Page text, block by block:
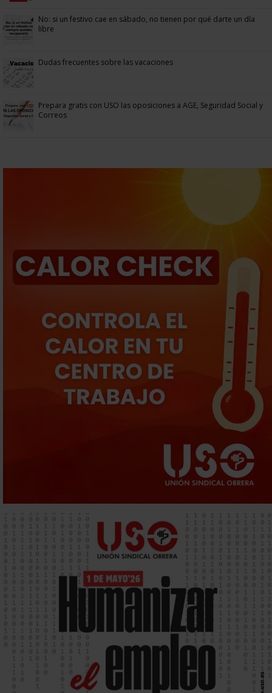
No: si un festivo cae en sábado, no tienen por qué darte un día
libre
Dudas frecuentes sobre las vacaciones
Prepara gratis con USO las oposiciones a AGE, Seguridad Social y
Correos